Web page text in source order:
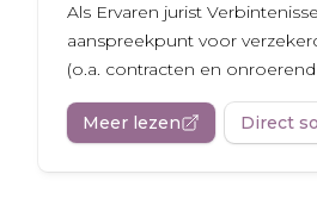
Als Ervaren jurist
aanspreekpunt voor
(o.a. contracten en
Meer lezen Direct